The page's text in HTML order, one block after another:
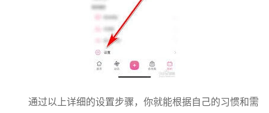
通过以上详细的设置步骤，你就能根据自己的习惯和需